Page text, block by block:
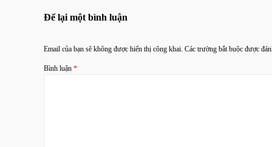
Để lại một bình luận
Email của bạn sẽ không được hiển thị công khai. Các trường bắt buộc được
Bình luận *